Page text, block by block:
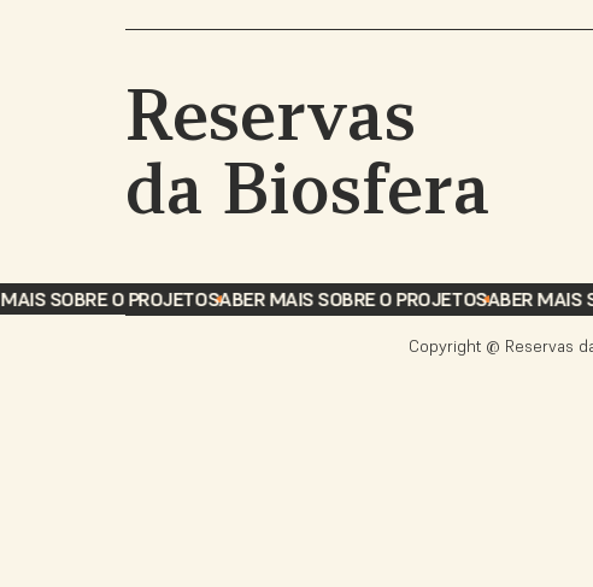
Reservas
da Biosfera
SOBRE O PROJETOSABER MAIS SOBRE O PROJETOSABER MAIS
Copyright @ Reservas